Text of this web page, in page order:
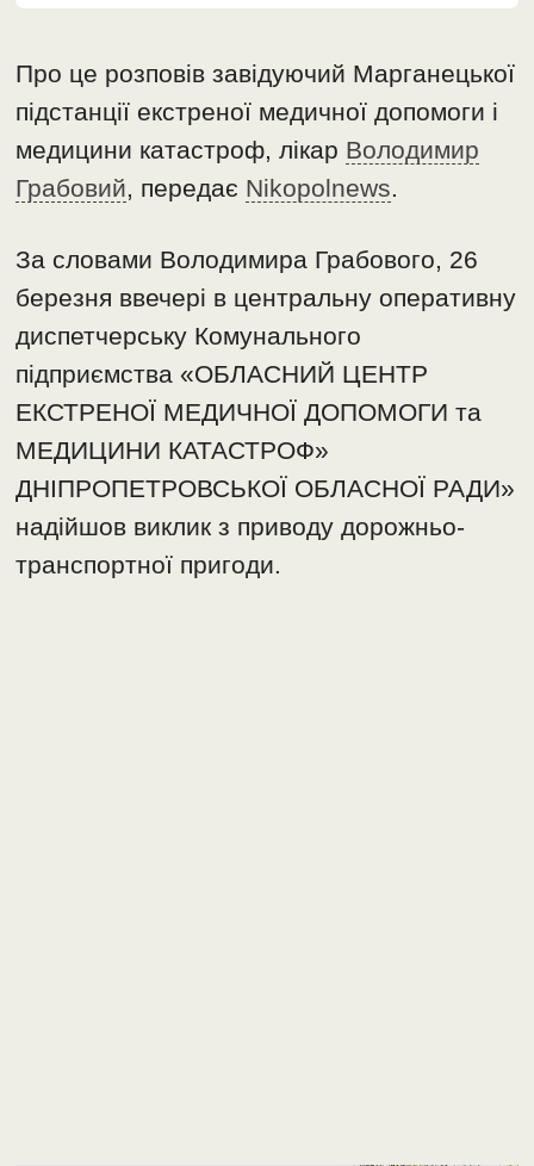
Про це розповів завідуючий Марганецької
підстанції екстреної медичної допомоги і
медицини катастроф, лікар Володимир
Грабовий, передає Nikopolnews.
За словами Володимира Грабового, 26
березня ввечері в центральну оперативну
диспетчерську Комунального
підприємства «ОБЛАСНИЙ ЦЕНТР
ЕКСТРЕНОЇ МЕДИЧНОЇ ДОПОМОГИ та
МЕДИЦИНИ КАТАСТРОФ»
ДНІПРОПЕТРОВСЬКОЇ ОБЛАСНОЇ РАДИ»
надійшов виклик з приводу дорожньо-
транспортної пригоди.